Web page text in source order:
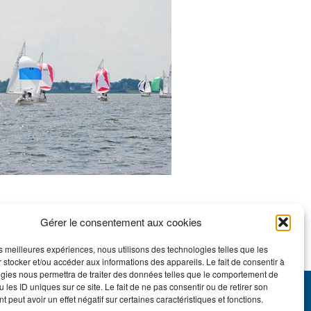
Gérer le consentement aux cookies
meilleures expériences, nous utilisons des technologies telles que les
stocker et/ou accéder aux informations des appareils. Le fait de consentir à
nous permettra de traiter des données telles que le comportement de
les ID uniques sur ce site. Le fait de ne pas consentir ou de retirer son
peut avoir un effet négatif sur certaines caractéristiques et fonctions.